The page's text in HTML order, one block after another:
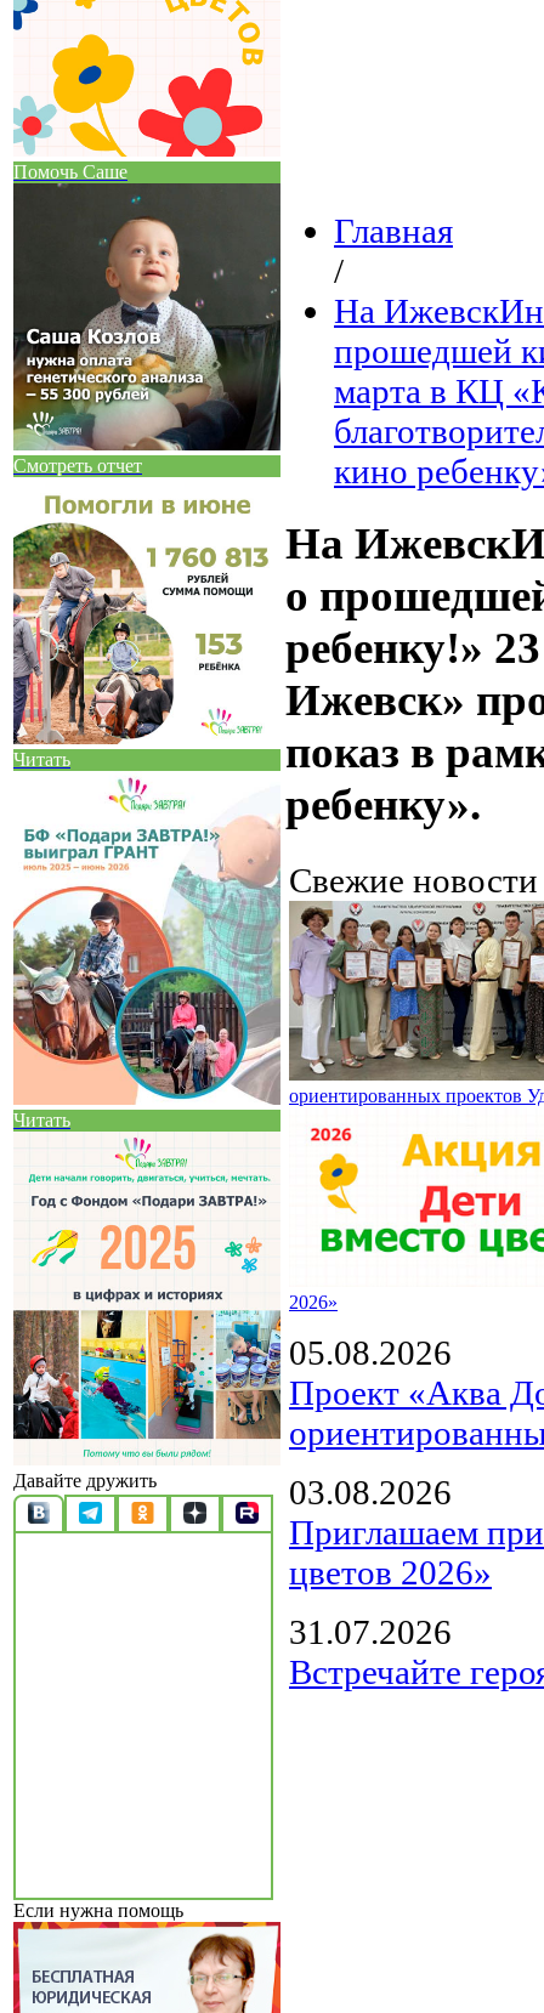
Помочь Саше
Смотреть отчет
Читать
Читать
Давайте дружить
Если нужна помощь
Главная
/
На
прошедшей
марта в КЦ
кино
На
о
ребенку!»
Ижевск»
показ в
ребенку».
Свежие
ориентированных проектов
2026»
05.08.2026
Проект «Аква
03.08.2026
Приглашаем
цветов 2026»
31.07.2026
Встречайте